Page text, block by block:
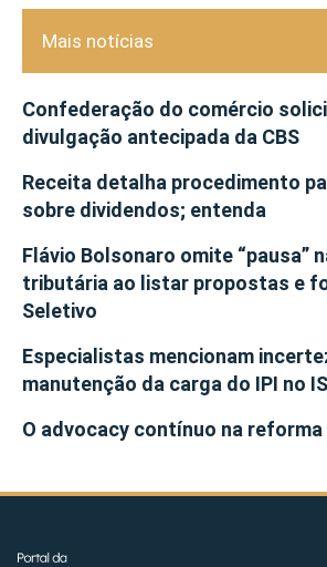
Mais notícias
Confederação do comércio
divulgação antecipada da CBS
Receita detalha procedimento
sobre dividendos; entenda
Flávio Bolsonaro omite “pausa”
tributária ao listar propostas e
Seletivo
Especialistas mencionam
manutenção da carga do IPI no
O advocacy contínuo na